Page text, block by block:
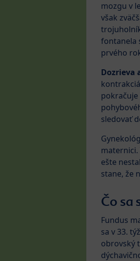
mozgu v
však
fontanela
prvého
Dozrieva
pokračuje
sledovať
maternici.
ešte
stane, že
Čo sa
Fundus
sa v 33.
obrovský